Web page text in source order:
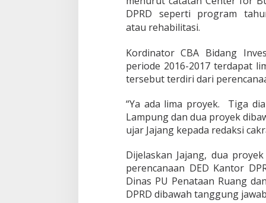
1
3
M
e
r
n
d
i
k
s
i
e
r
DPRD seperti program
atau rehabilitasi.
Kordinator CBA Bidang
periode 2016-2017 terdapat
tersebut terdiri dari
“Ya ada lima proyek. Tiga
Lampung dan dua proyek
ujar Jajang kepada redaksi
Dijelaskan Jajang, dua
perencanaan DED Kantor
Dinas PU Penataan Ruang
DPRD dibawah tanggung